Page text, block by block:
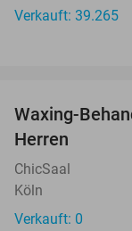
Verkauft: 39.265
NEW
TODAY
Waxing-
Herren
ChicSaal
Köln
Verkauft: 0